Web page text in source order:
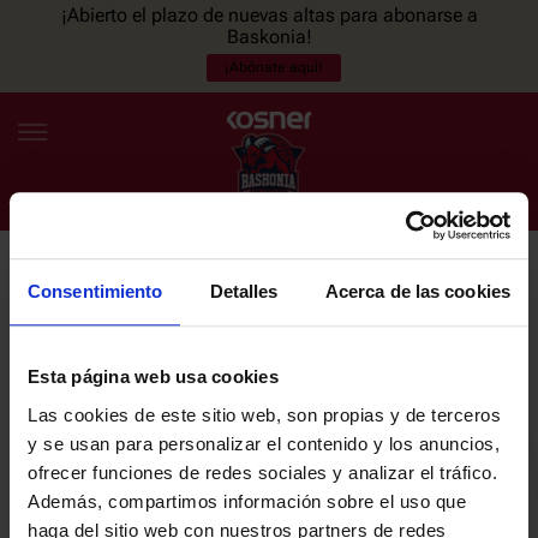
Consentimiento Detalles Acerca de las cookies
Esta página web usa cookies
Las cookies de este sitio web, son propias y de terceros
y se usan para personalizar el contenido y los anuncios,
ofrecer funciones de redes sociales y analizar el tráfico.
Además, compartimos información sobre el uso que
haga del sitio web con nuestros partners de redes
¡Abierto el plazo de nuevas altas para abonarse a
Baskonia!
¡Abónate aquí!
ES EU
NOTICIAS
PLANTILLA
ENTRADAS
NEWSLETTER
últimas noticias y promociones del club.
Email
He leído y acepto laPolítica de privacidaddel SASKI BASKONIA